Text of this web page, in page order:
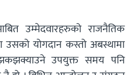
उम्मेदवारहरुको राजनैतिक
उसको योगदान कस्तो अबस्थामा
उपयुक्त समय पनि